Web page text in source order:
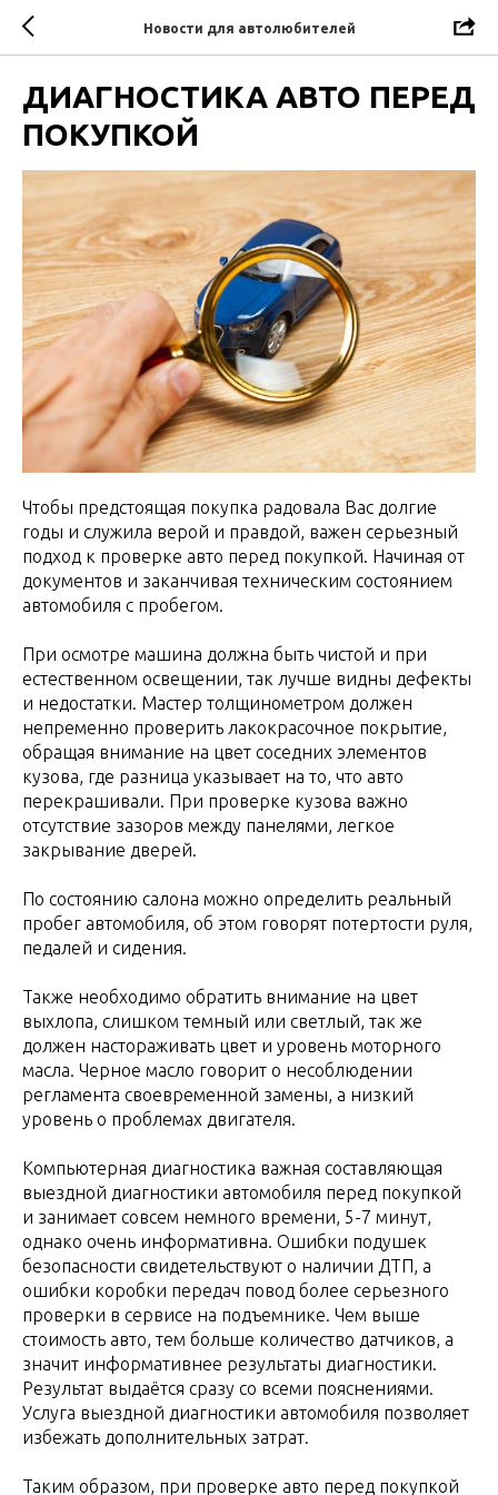
Новости для автолюбителей
ДИАГНОСТИКА АВТО ПЕРЕД
ПОКУПКОЙ
Чтобы предстоящая покупка радовала Вас долгие
годы и служила верой и правдой, важен серьезный
подход к проверке авто перед покупкой. Начиная от
документов и заканчивая техническим состоянием
автомобиля с пробегом.
При осмотре машина должна быть чистой и при
естественном освещении, так лучше видны дефекты
и недостатки. Мастер толщинометром должен
непременно проверить лакокрасочное покрытие,
обращая внимание на цвет соседних элементов
кузова, где разница указывает на то, что авто
перекрашивали. При проверке кузова важно
отсутствие зазоров между панелями, легкое
закрывание дверей.
По состоянию салона можно определить реальный
пробег автомобиля, об этом говорят потертости руля,
педалей и сидения.
Также необходимо обратить внимание на цвет
выхлопа, слишком темный или светлый, так же
должен настораживать цвет и уровень моторного
масла. Черное масло говорит о несоблюдении
регламента своевременной замены, а низкий
уровень о проблемах двигателя.
Компьютерная диагностика важная составляющая
выездной диагностики автомобиля перед покупкой
и занимает совсем немного времени, 5-7 минут,
однако очень информативна. Ошибки подушек
безопасности свидетельствуют о наличии ДТП, а
ошибки коробки передач повод более серьезного
проверки в сервисе на подъемнике. Чем выше
стоимость авто, тем больше количество датчиков, а
значит информативнее результаты диагностики.
Результат выдаётся сразу со всеми пояснениями.
Услуга выездной диагностики автомобиля позволяет
избежать дополнительных затрат.
Таким образом, при проверке авто перед покупкой